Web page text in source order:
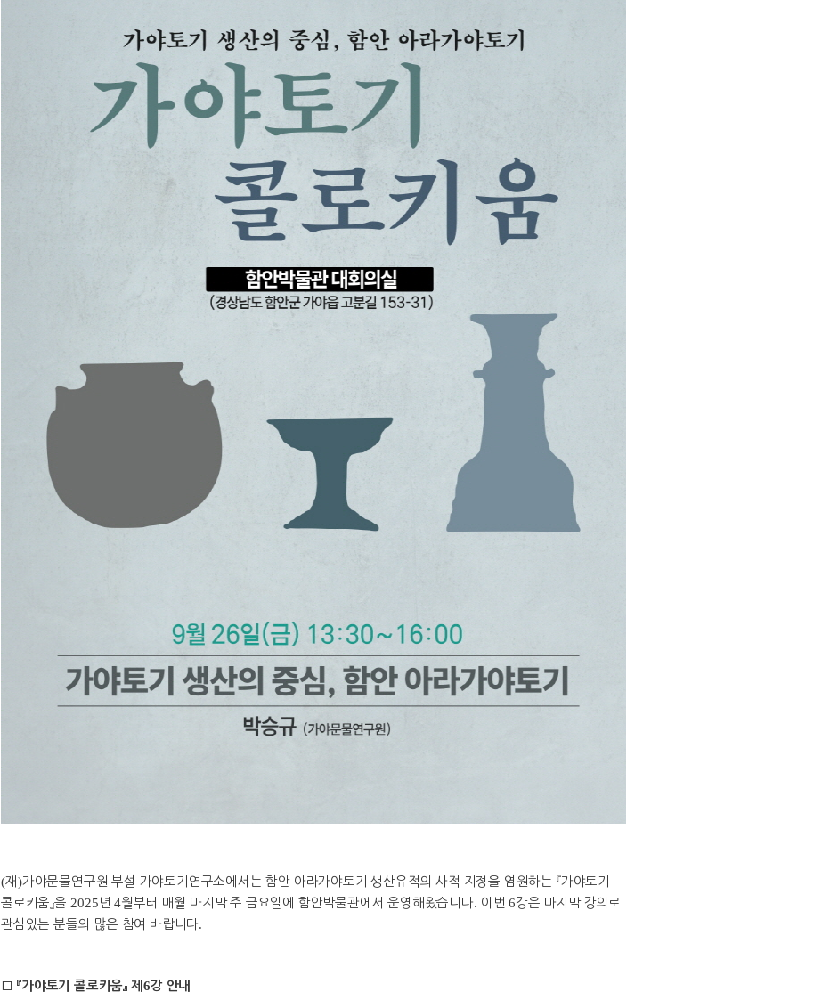
(재 )가야문물연구원 부설 가야토기연구소에서는 함안 아라가야토기 생산유적의 사적 지정을 염원하는 『가야토기
콜로키움 』을 2025 년4월부터 매월 마지막 주 금요일에 함안박물관에서 운영해왔습니다. 이번6강은 마지막 강의로
관심있는 분들의 많은 참여 바랍니다.
□ 『가야토기 콜로키움』제6강 안내